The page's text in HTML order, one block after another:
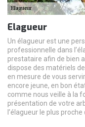
Elagueur
Un élagueur est une
professionnelle dans
prestataire afin de bien
dispose des matériels
en mesure de vous
encore jeune, en bon
comme nous veille à la
présentation de votre
l’élagueur le plus